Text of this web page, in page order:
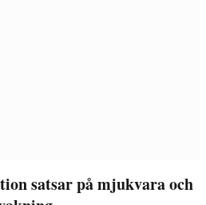
satsar på mjukvara och